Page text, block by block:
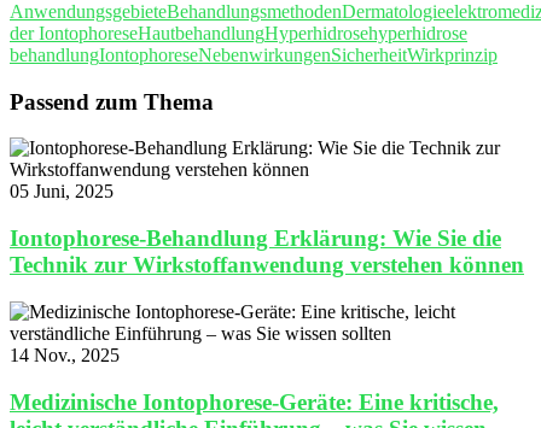
AnwendungsgebieteBehandlungsmethodenDermatologie
der IontophoreseHautbehandlungHyperhidrosehyperhidrose
behandlungIontophoreseNebenwirkungenSicherheitWirkprinzip
Passend zum Thema
05 Juni, 2025
Iontophorese-Behandlung Erklärung: Wie Sie die
Technik zur Wirkstoffanwendung verstehen können
14 Nov., 2025
Medizinische Iontophorese-Geräte: Eine kritische,